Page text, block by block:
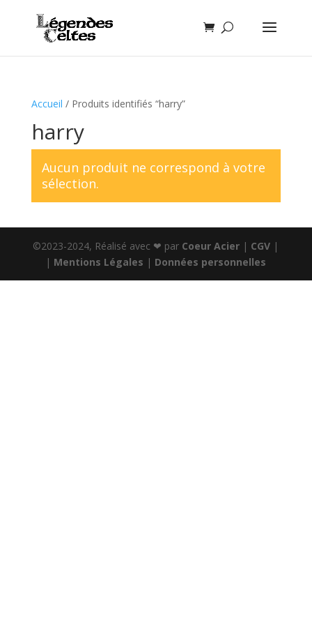
Accueil / Produits identifiés “harry”
harry
Aucun produit ne correspond à votre
sélection.
©2023-2024, Réalisé avec ❤ par Coeur Acier | CGV |
| Mentions Légales | Données personnelles